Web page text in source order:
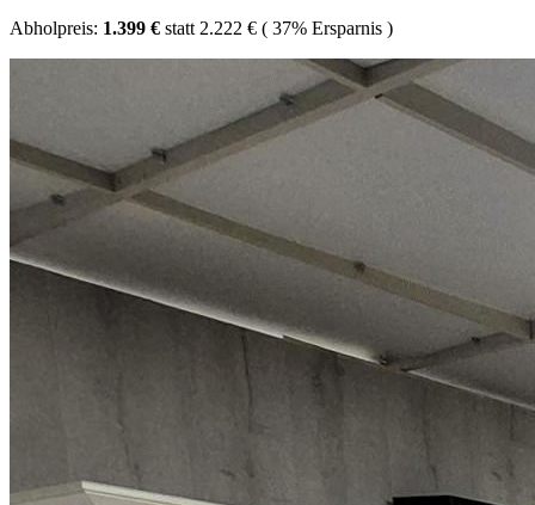
Abholpreis: 1.399 € statt 2.222 € ( 37% Ersparnis )